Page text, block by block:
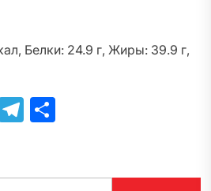
Белки: 24.9 г, Жиры: 39.9 г,
Telegram